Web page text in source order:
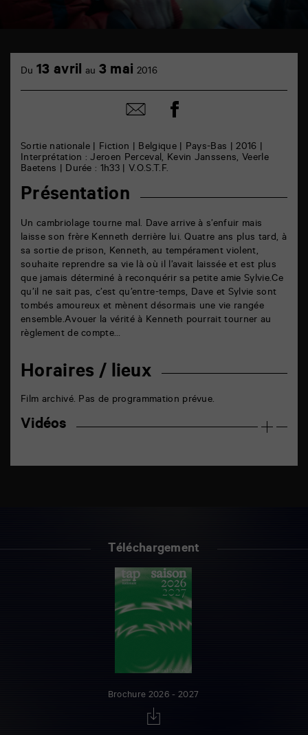
cinéma
PoitiersSortie nationale | Fiction | Belgique | Pays-Bas | 2016 |
Interprétation : Jeroen Perceval, Kevin Janssens, Veerle
Baetens | Durée : 1h33 | V.O.S.T.F.
Présentation
Un cambriolage tourne mal. Dave arrive à s’enfuir mais
laisse son frère Kenneth derrière lui. Quatre ans plus tard, à
sa sortie de prison, Kenneth, au tempérament violent,
souhaite reprendre sa vie là où il l’avait laissée et est plus
que jamais déterminé à reconquérir sa petite amie Sylvie.Ce
qu’il ne sait pas, c’est qu’entre-temps, Dave et Sylvie sont
tombés amoureux et mènent désormais une vie rangée
ensemble.Avouer la vérité à Kenneth pourrait tourner au
règlement de compte…
Horaires / lieux
Film archivé. Pas de programmation prévue.
Vidéos
Du 13 avril au 3 mai 2016
Partager
par
Partager
sur
Téléchargement
Brochure 2026 - 2027